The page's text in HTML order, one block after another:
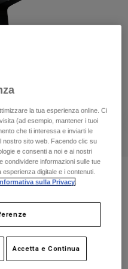
la tua esperienza online. Ci
(ad esempio, mantener i tuoi
che ti interessa e inviarti le
nostro sito web. Facendo clic su
e consenti a noi e ai nostri
condividere informazioni sulle tue
digitale e i contenuti.
sulla Privacy
Accetta e Continua